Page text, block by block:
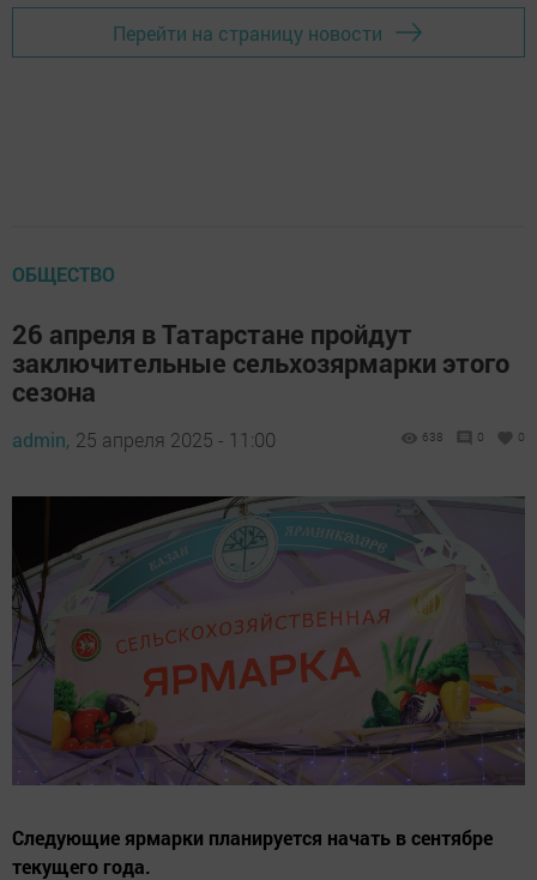
Перейти на страницу новости
ОБЩЕСТВО
26 апреля в Татарстане пройдут
заключительные сельхозярмарки этого
сезона
admin, 25 апреля 2025 - 11:00 638 0 0
Следующие ярмарки планируется начать в сентябре
текущего года.